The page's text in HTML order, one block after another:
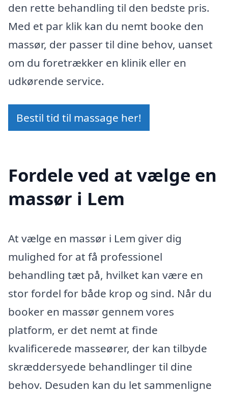
den rette behandling til den bedste pris.
Med et par klik kan du nemt booke den
massør, der passer til dine behov, uanset
om du foretrækker en klinik eller en
udkørende service.
Bestil tid til massage her!
Fordele ved at vælge en
massør i Lem
At vælge en massør i Lem giver dig
mulighed for at få professionel
behandling tæt på, hvilket kan være en
stor fordel for både krop og sind. Når du
booker en massør gennem vores
platform, er det nemt at finde
kvalificerede masseører, der kan tilbyde
skræddersyede behandlinger til dine
behov. Desuden kan du let sammenligne